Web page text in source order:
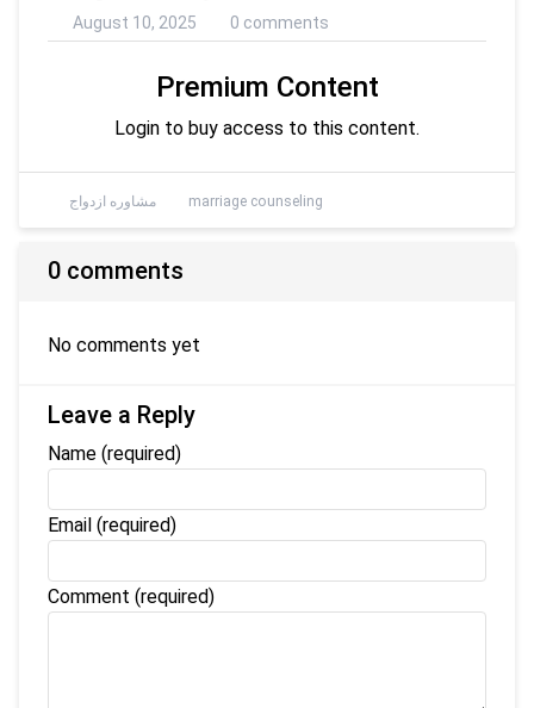
August 10, 2025 0 comments
Premium Content
Login to buy access to this content.
مشاوره ازدواج marriage counseling
0 comments
No comments yet
Leave a Reply
Name (required)
Email (required)
Comment (required)